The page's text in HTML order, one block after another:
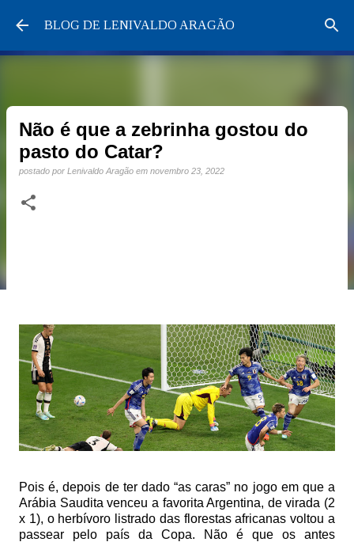
Pular para o conteúdo principal
BLOG DE LENIVALDO ARAGÃO
Não é que a zebrinha gostou do
pasto do Catar?
postado por Lenivaldo Aragão em novembro 23, 2022
Pois é, depois de ter dado “as caras” no jogo em que a
Arábia Saudita venceu a favorita Argentina, de virada (2
x 1), o herbívoro listrado das florestas africanas voltou a
passear pelo país da Copa. Não é que os antes